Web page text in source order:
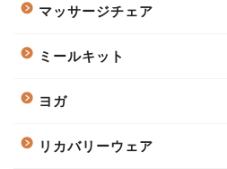
マッサージチェア
ミールキット
ヨガ
リカバリーウェア